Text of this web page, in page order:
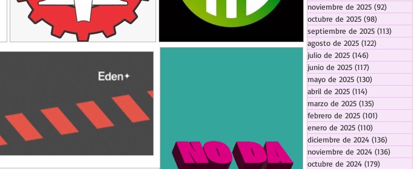
noviembre de 2025 (92)
octubre de 2025 (98)
septiembre de 2025 (113)
agosto de 2025 (122)
julio de 2025 (146)
junio de 2025 (117)
mayo de 2025 (130)
abril de 2025 (114)
marzo de 2025 (135)
febrero de 2025 (101)
enero de 2025 (110)
diciembre de 2024 (136)
noviembre de 2024 (136)
octubre de 2024 (179)